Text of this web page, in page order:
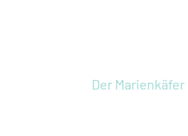
Der Marienkäfer